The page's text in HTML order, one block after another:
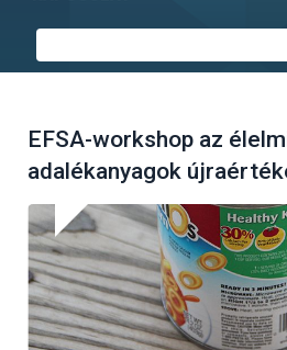
EFSA-workshop az
adalékanyagok